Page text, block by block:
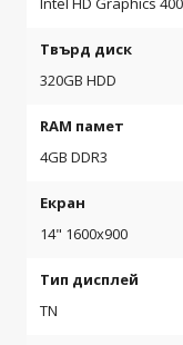
Твърд диск
320GB HDD
RAM памет
4GB DDR3
Екран
14" 1600x900
Тип дисплей
TN